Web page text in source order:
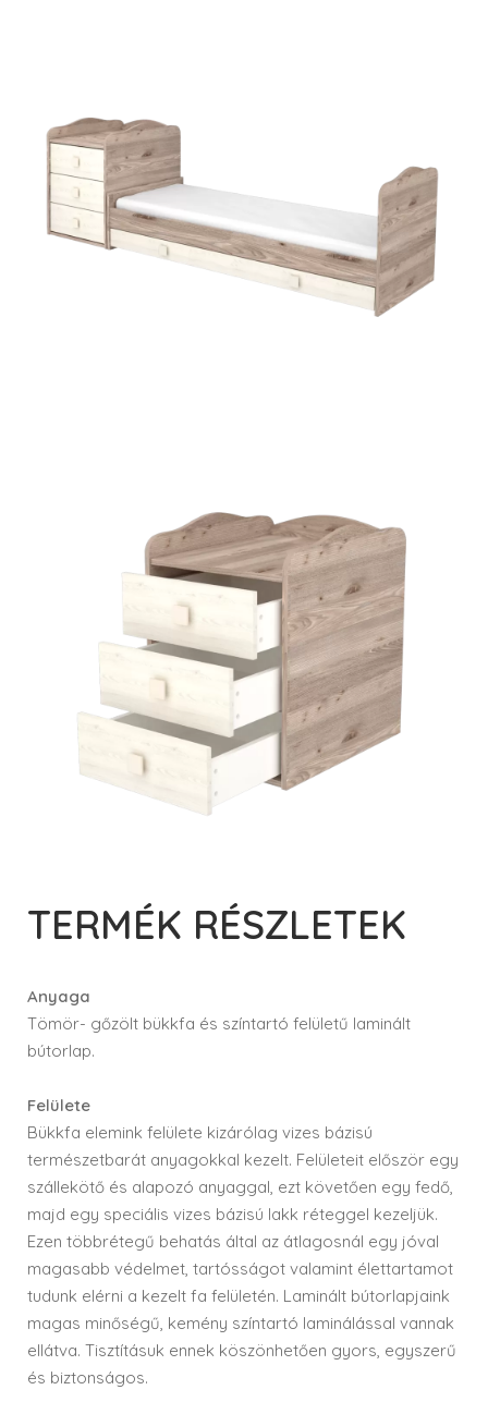
TERMÉK RÉSZLETEK
Anyaga
Tömör- gőzölt bükkfa és színtartó felületű laminált
bútorlap.
Felülete
Bükkfa elemink felülete kizárólag vizes bázisú
természetbarát anyagokkal kezelt. Felületeit először egy
szállekötő és alapozó anyaggal, ezt követően egy fedő,
majd egy speciális vizes bázisú lakk réteggel kezeljük.
Ezen többrétegű behatás által az átlagosnál egy jóval
magasabb védelmet, tartósságot valamint élettartamot
tudunk elérni a kezelt fa felületén. Laminált bútorlapjaink
magas minőségű, kemény színtartó laminálással vannak
ellátva. Tisztításuk ennek köszönhetően gyors, egyszerű
és biztonságos.